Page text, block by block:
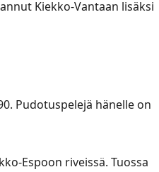
Kiekko-Vantaan lisäksi
Pudotuspelejä hänelle on
Espoon riveissä. Tuossa